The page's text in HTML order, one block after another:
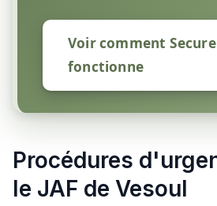
Voir comment
fonctionne
Procédures
le JAF de Vesoul